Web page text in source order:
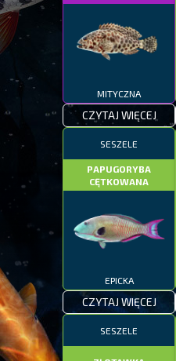
MITYCZNA
CZYTAJ WIĘCEJ
SESZELE
PAPUGORYBA
CĘTKOWANA
EPICKA
CZYTAJ WIĘCEJ
SESZELE